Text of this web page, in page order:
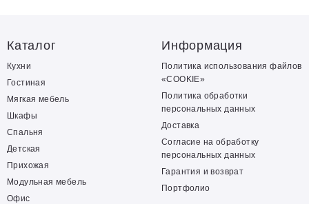
Каталог
Кухни
Гостиная
Мягкая мебель
Шкафы
Спальня
Детская
Прихожая
Модульная мебель
Офис
Информация
Политика использования файлов
«COOKIE»
Политика обработки
персональных данных
Доставка
Согласие на обработку
персональных данных
Гарантия и возврат
Портфолио